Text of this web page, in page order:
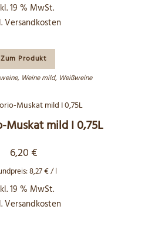
19 % MwSt.
Versandkosten
Zum Produkt
, Weine mild, Weißweine
Muskat mild I 0,75L
6,20 €
8,27€/l
19 % MwSt.
Versandkosten